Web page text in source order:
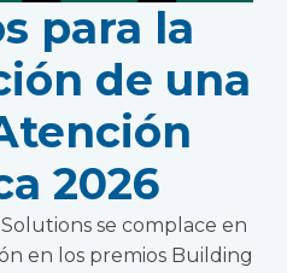
para la
de una
2026
se complace en
en los premios Building